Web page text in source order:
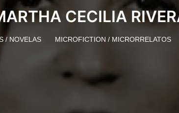
CECILIA
/ NOVELAS MICROFICTION / MICRORRELATOS